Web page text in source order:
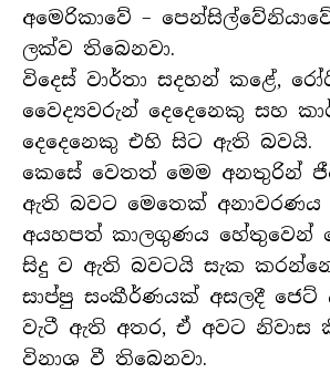
අමෙරිකාවේ –
ලක්ව තිබෙනවා.
විදෙස් වාර්තා සදහන් කළේ,
වෛද්‍යවරුන් දෙදෙනෙකු සහ
දෙදෙනෙකු එහි සිට ඇති බවයි.
කෙසේ වෙතත් මෙම අනතුරින්
ඇති බවට මෙතෙක් අනාවරණය
අයහපත් කාලගුණය හේතුවෙන්
සිදු ව ඇති බවටයි සැක
සාප්පු සංකීර්ණයක් අසලදී ජෙට්
වැටී ඇති අතර, ඒ අවට නිවාස
විනාශ වී තිබෙනවා.